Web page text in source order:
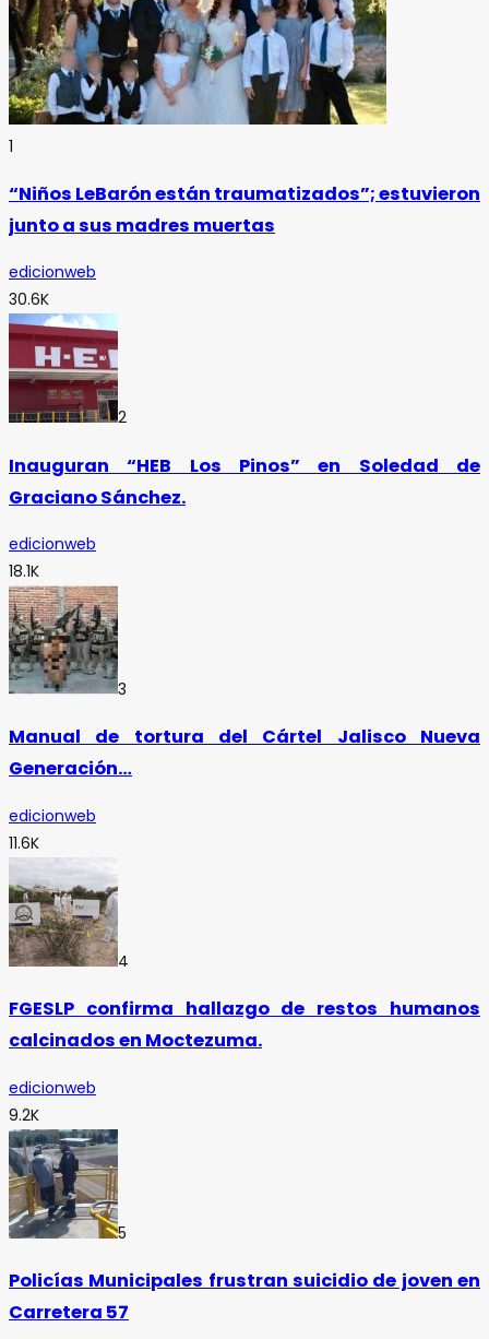
1
“Niños LeBarón están traumatizados”; estuvieron
junto a sus madres muertas
edicionweb
30.6K
2
Inauguran “HEB Los Pinos” en Soledad de
Graciano Sánchez.
edicionweb
18.1K
3
Manual de tortura del Cártel Jalisco Nueva
Generación…
edicionweb
11.6K
4
FGESLP confirma hallazgo de restos humanos
calcinados en Moctezuma.
edicionweb
9.2K
5
Policías Municipales frustran suicidio de joven en
Carretera 57